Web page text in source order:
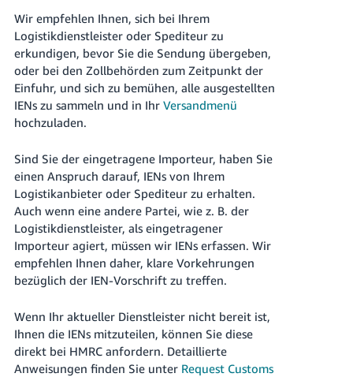
Wir empfehlen Ihnen, sich bei Ihrem
Logistikdienstleister oder Spediteur zu
erkundigen, bevor Sie die Sendung übergeben,
oder bei den Zollbehörden zum Zeitpunkt der
Einfuhr, und sich zu bemühen, alle ausgestellten
IENs zu sammeln und in Ihr Versandmenü
hochzuladen.
Sind Sie der eingetragene Importeur, haben Sie
einen Anspruch darauf, IENs von Ihrem
Logistikanbieter oder Spediteur zu erhalten.
Auch wenn eine andere Partei, wie z. B. der
Logistikdienstleister, als eingetragener
Importeur agiert, müssen wir IENs erfassen. Wir
empfehlen Ihnen daher, klare Vorkehrungen
bezüglich der IEN-Vorschrift zu treffen.
Wenn Ihr aktueller Dienstleister nicht bereit ist,
Ihnen die IENs mitzuteilen, können Sie diese
direkt bei HMRC anfordern. Detaillierte
Anweisungen finden Sie unter Request Customs